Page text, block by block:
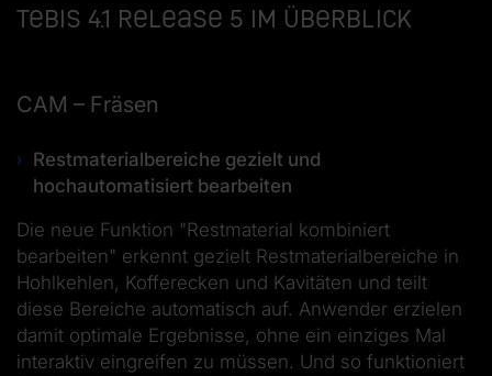
Tebis 4.1 Release 5 im Überblick
CAM – Fräsen
Restmaterialbereiche gezielt und
hochautomatisiert bearbeiten
Die neue Funktion "Restmaterial kombiniert
bearbeiten" erkennt gezielt Restmaterialbereiche in
Hohlkehlen, Kofferecken und Kavitäten und teilt
diese Bereiche automatisch auf. Anwender erzielen
damit optimale Ergebnisse, ohne ein einziges Mal
interaktiv eingreifen zu müssen. Und so funktioniert